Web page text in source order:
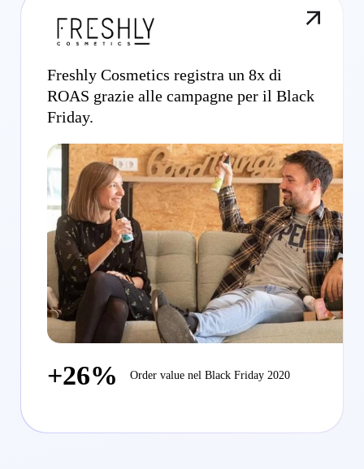
Freshly Cosmetics registra un 8x di
ROAS grazie alle campagne per il Black
Friday.
+26% Order value nel Black Friday 2020